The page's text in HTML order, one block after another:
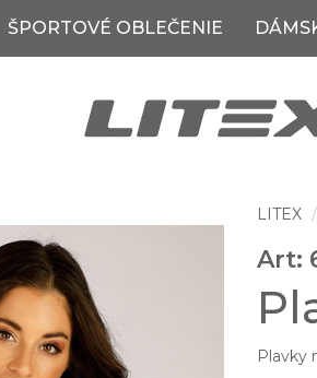
ŠPORTOVÉ OBLEČENIE
LITEX
Art:
Plavky